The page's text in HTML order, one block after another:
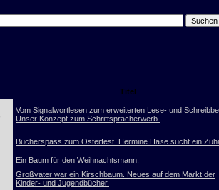
Titel
Vom Signalwortlesen zum erweiterten Lese- und
Unser Konzept zum Schriftspracherwerb.
Bücherspass zum Osterfest. Hermine Hase sucht ein
Ein Baum für den Weihnachtsmann.
Großvater war ein Kirschbaum. Neues auf dem Markt der
Kinder- und Jugendbücher.